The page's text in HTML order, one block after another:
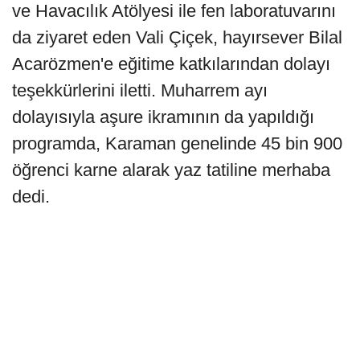
ve Havacılık Atölyesi ile fen laboratuvarını
da ziyaret eden Vali Çiçek, hayırsever Bilal
Acarözmen'e eğitime katkılarından dolayı
teşekkürlerini iletti. Muharrem ayı
dolayısıyla aşure ikramının da yapıldığı
programda, Karaman genelinde 45 bin 900
öğrenci karne alarak yaz tatiline merhaba
dedi.